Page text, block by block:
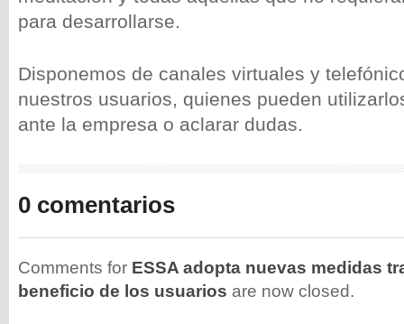
para desarrollarse.
Disponemos de canales virtuales y
nuestros usuarios, quienes pueden
ante la empresa o aclarar dudas.
0 comentarios
Comments for ESSA adopta nuevas medidas
beneficio de los usuarios are now closed.